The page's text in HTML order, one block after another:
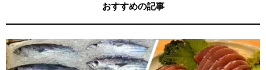
おすすめの記事